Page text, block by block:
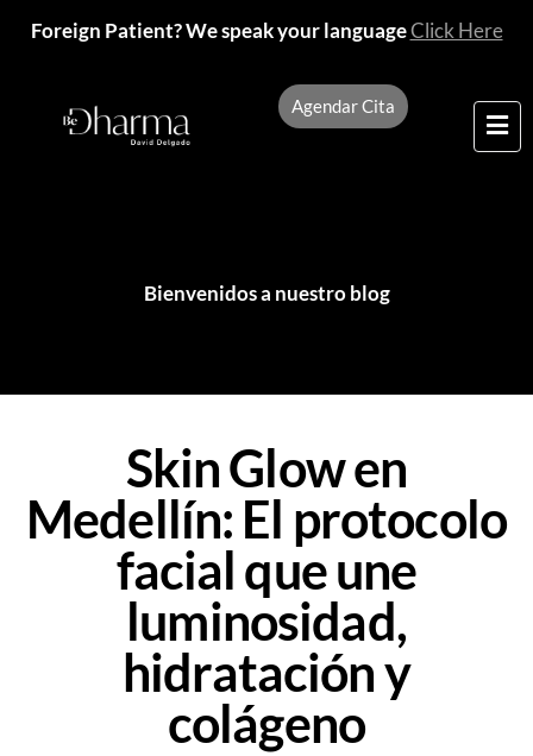
Foreign Patient? We speak your languageClick Here
Agendar Cita
Bienvenidos a nuestro blog
Skin Glow en
Medellín: El protocolo
facial que une
luminosidad,
hidratación y
colágeno